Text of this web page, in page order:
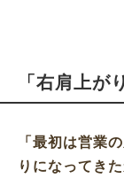
「右肩上が
「最初は営業
りになってき